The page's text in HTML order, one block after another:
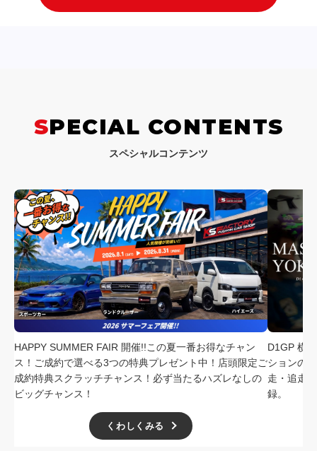
SPECIAL CONTENTS
スペシャルコンテンツ
HAPPY SUMMER FAIR 開催!!この夏一番お得なチャン
ス！ご成約で選べる3つの特典プレゼント中！店頭限定ご
成約特典スクラッチチャンス！必ず当たるハズレなしの
ビッグチャンス！
くわしくみる
D1GP 横
ションの
走・追走
録。